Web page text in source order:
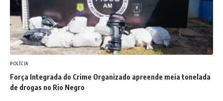
POLÍCIA
Força Integrada do Crime Organizado apreende meia tonelada
de drogas no Rio Negro